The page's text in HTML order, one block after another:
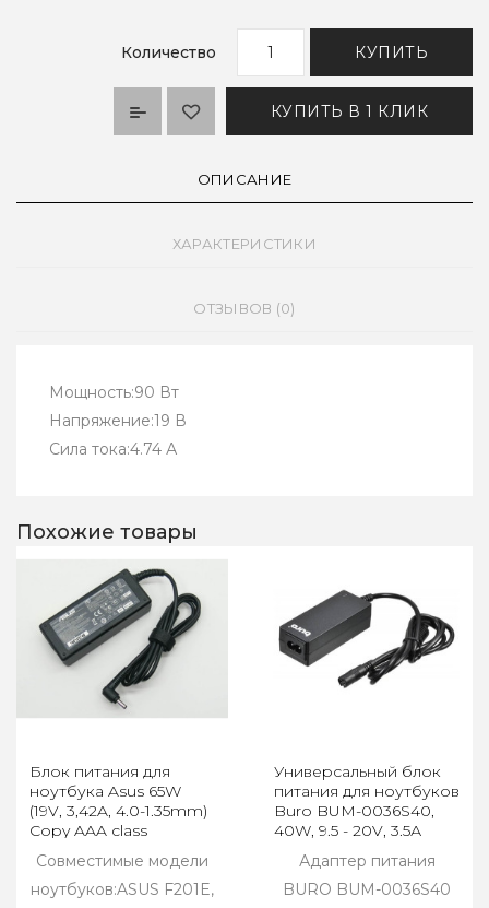
Количество КУПИТЬ
КУПИТЬ В 1 КЛИК
ОПИСАНИЕ
ХАРАКТЕРИСТИКИ
ОТЗЫВОВ (0)
Мощность:90 Вт
Напряжение:19 В
Сила тока:4.74 А
Похожие товары
Блок питания для
ноутбука Asus 65W
(19V, 3,42A, 4.0-1.35mm)
Copy AAA class
Совместимые модели
ноутбуков:ASUS F201E,
Универсальный блок
питания для ноутбуков
Buro BUM-0036S40,
40W, 9.5 - 20V, 3.5А
Адаптер питания
BURO BUM-0036S40